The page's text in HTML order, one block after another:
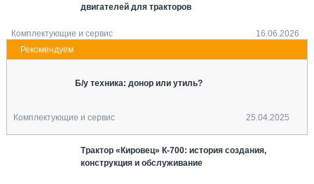
двигателей для тракторов
Комплектующие и сервис 16.06.2026
Б/у техника: донор или утиль?
Комплектующие и сервис 25.04.2025
Трактор «Кировец» К-700: история создания,
конструкция и обслуживание